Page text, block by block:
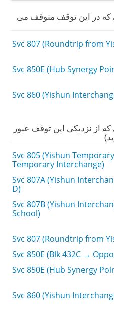
در این توقف متوقف می
از نزدیکی این توقف عبور
- Svc 805 (Yishun
Temporary Interchange)
- Svc 807A (Yishun
D)
- Svc 807B (Yishun
School)